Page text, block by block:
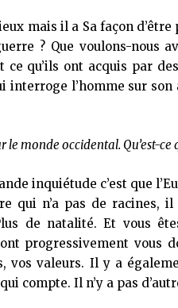
mais il a Sa façon
? Que voulons-nous
ce qu’ils ont acquis par
interroge l’homme sur
le monde occidental. Qu’est-ce
inquiétude c’est que
qui n’a pas de racines,
de natalité. Et vous
progressivement
vos valeurs. Il y a
compte. Il n’y a pas